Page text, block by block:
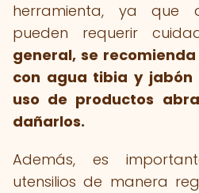
herramienta, ya que
pueden requerir
general, se
con agua tibia y jabón
uso de productos
dañarlos.
Además, es
utensilios de manera